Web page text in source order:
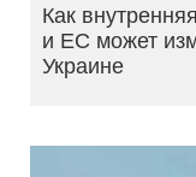
Как
и ЕС может
Украине